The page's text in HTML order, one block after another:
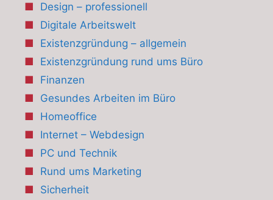
Design – professionell
Digitale Arbeitswelt
Existenzgründung – allgemein
Existenzgründung rund ums Büro
Finanzen
Gesundes Arbeiten im Büro
Homeoffice
Internet – Webdesign
PC und Technik
Rund ums Marketing
Sicherheit